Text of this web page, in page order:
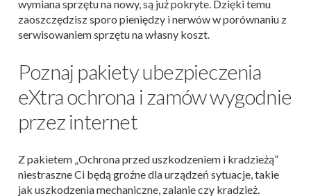
wymiana sprzętu na nowy, są już pokryte. Dzięki temu
zaoszczędzisz sporo pieniędzy i nerwów w porównaniu z
serwisowaniem sprzętu na własny koszt.
Poznaj pakiety ubezpieczenia
eXtra ochrona i zamów wygodnie
przez internet
Z pakietem „Ochrona przed uszkodzeniem i kradzieżą”
niestraszne Ci będą groźne dla urządzeń sytuacje, takie
jak uszkodzenia mechaniczne, zalanie czy kradzież.